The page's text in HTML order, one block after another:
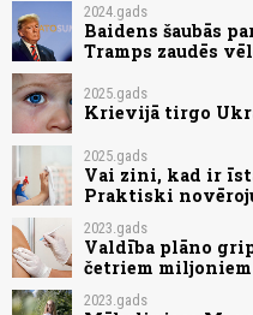
2024.gads
Baidens šaubās
Tramps zaudēs
2025.gads
Krievijā tirgo
2025.gads
Vai zini, kad ir
Praktiski
2023.gads
Valdība plāno
četriem miljoniem
2023.gads